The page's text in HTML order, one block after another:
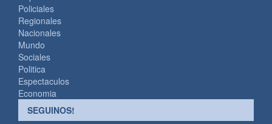
Policiales
Regionales
Nacionales
Mundo
Sociales
Politica
Espectaculos
Economia
SEGUINOS!